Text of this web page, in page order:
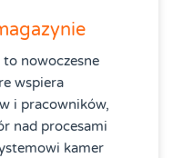
nowoczesne
wspiera
i pracowników,
nad procesami
kamer